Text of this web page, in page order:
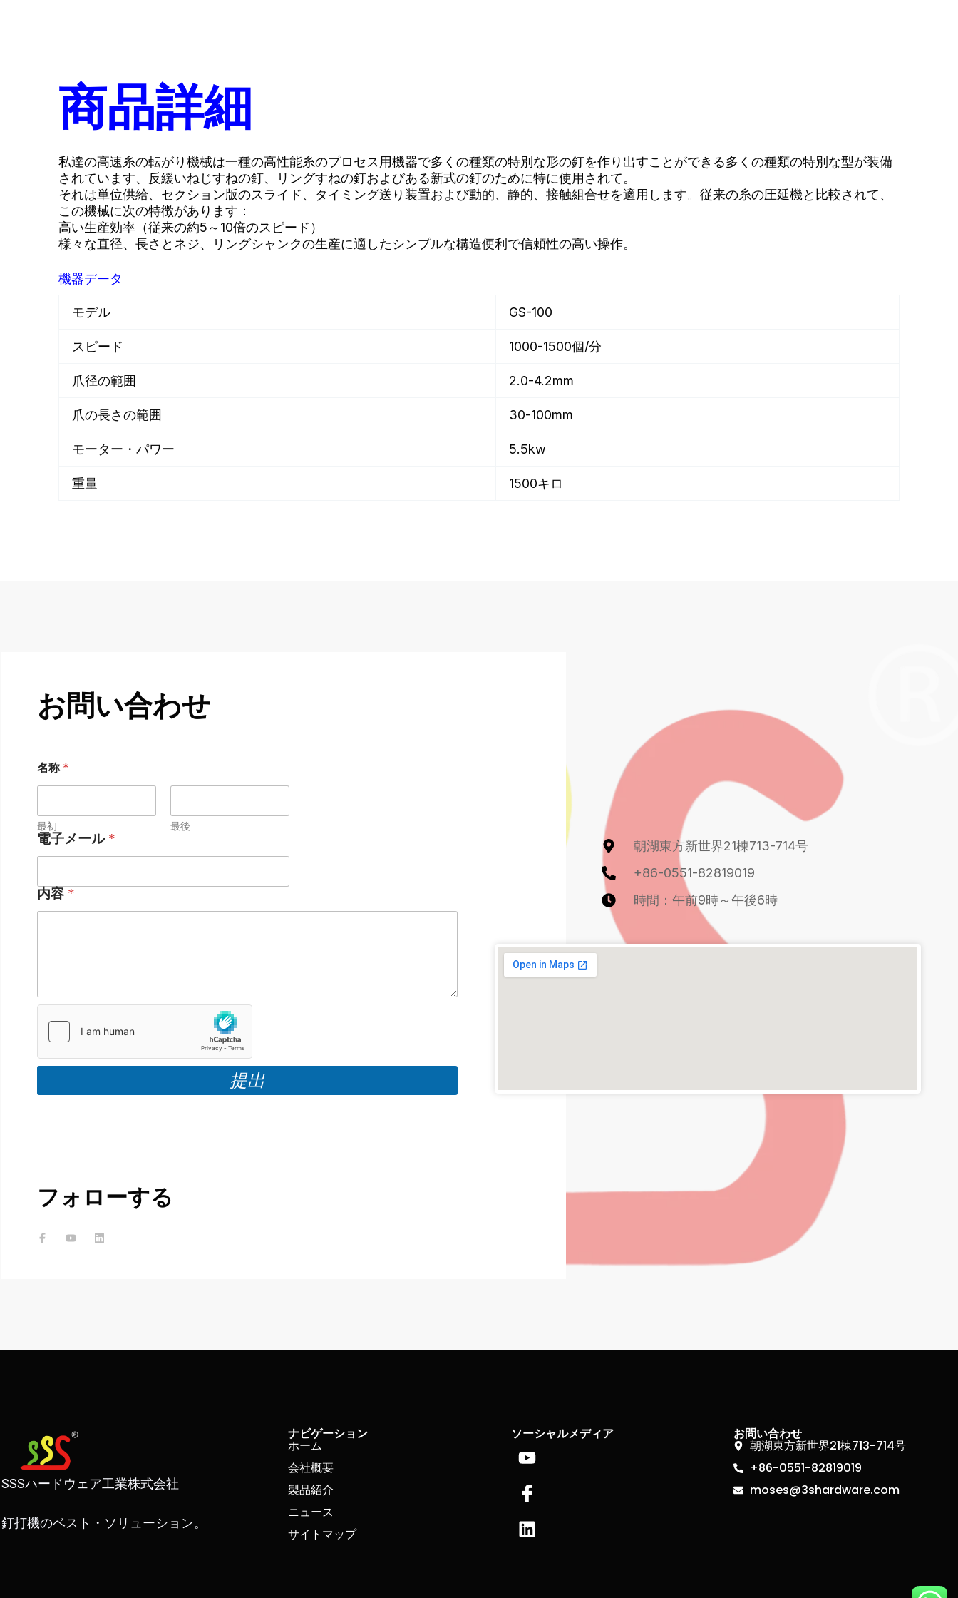
商品詳細
私達の高速糸の転がり機械は一種の高性能糸のプロセス用機器で多くの種類の特別な形の釘を作り出すことができる多くの種類の特別な型が装備
されています、反緩いねじすねの釘、リングすねの釘およびある新式の釘のために特に使用されて。
それは単位供給、セクション版のスライド、タイミング送り装置および動的、静的、接触組合せを適用します。従来の糸の圧延機と比較されて、
この機械に次の特徴があります：
高い生産効率（従来の約5～10倍のスピード）
様々な直径、長さとネジ、リングシャンクの生産に適したシンプルな構造便利で信頼性の高い操作。
機器データ
モデル GS-100
スピード 1000-1500個/分
爪径の範囲 2.0-4.2mm
爪の長さの範囲 30-100mm
モーター・パワー 5.5kw
重量 1500キロ
お問い合わせ
名称 *
最初 最後
電子メール *
内容 *
提出
フォローする
イ
ス
u ク
朝湖東方新世界21棟713-714号
+86-0551-82819019
時間：午前9時～午後6時
SSSハードウェア工業株式会社
釘打機のベスト・ソリューション。
ナビゲーション
ホーム
会社概要
製品紹介
ニュース
サイトマップ
ソーシャルメディア
Youtube
ア
イ
コ
ン・
フ
ェ
ブ
リ
ン
ク
ト
イ
ン
お問い合わせ
朝湖東方新世界21棟713-714号
+86-0551-82819019
moses@3shardware.com